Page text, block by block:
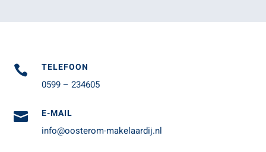
 TELEFOON
0599 – 234605
 E-MAIL
info@oosterom-makelaardij.nl